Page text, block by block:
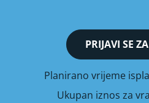
PRIJAVI SE ZA
Planirano vrijeme
Ukupan iznos za